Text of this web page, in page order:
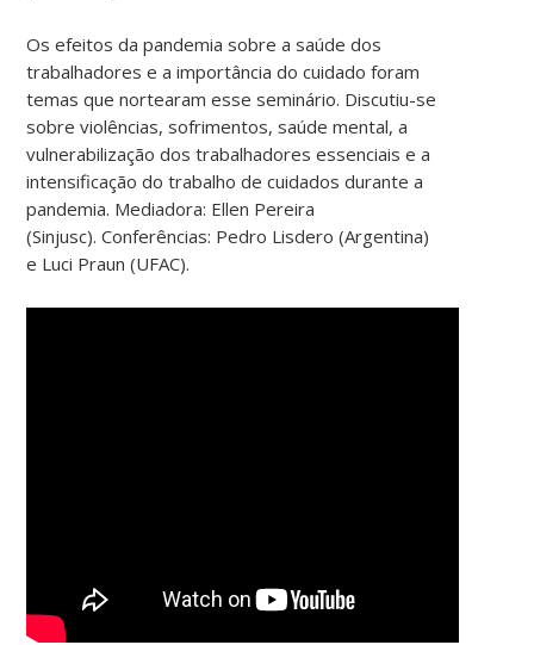
Os efeitos da pandemia sobre a saúde dos
trabalhadores e a importância do cuidado foram
temas que nortearam esse seminário. Discutiu-se
sobre violências, sofrimentos, saúde mental, a
vulnerabilização dos trabalhadores essenciais e a
intensificação do trabalho de cuidados durante a
pandemia. Mediadora: Ellen Pereira
(Sinjusc). Conferências: Pedro Lisdero (Argentina)
e Luci Praun (UFAC).